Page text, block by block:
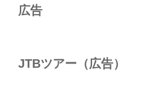
ー
ン
広告
JTBツアー（広告）